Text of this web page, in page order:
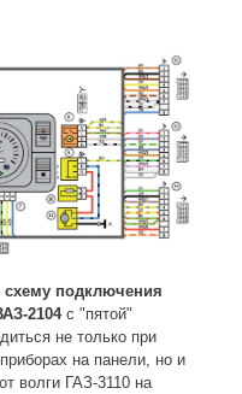
схему подключения
2104с "пятой"
не только при
на панели, но и
волги ГАЗ-3110 на